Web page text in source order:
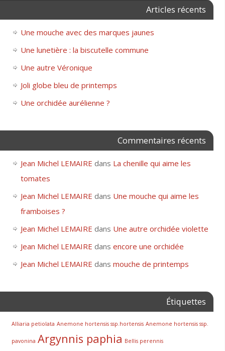
Articles récents
Une mouche avec des marques jaunes
Une lunetière : la biscutelle commune
Une autre Véronique
Joli globe bleu de printemps
Une orchidée aurélienne ?
Commentaires récents
Jean Michel LEMAIRE dans La chenille qui aime les
tomates
Jean Michel LEMAIRE dans Une mouche qui aime les
framboises ?
Jean Michel LEMAIRE dans Une autre orchidée violette
Jean Michel LEMAIRE dans encore une orchidée
Jean Michel LEMAIRE dans mouche de printemps
Étiquettes
Alliaria petiolata Anemone hortensis ssp.hortensis Anemone hortensis ssp.
pavonina Argynnis paphia Bellis perennis